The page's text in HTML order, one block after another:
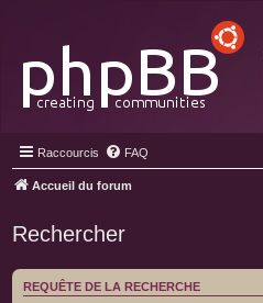
Raccourcis FAQ
Accueil du forum
Rechercher
REQUÊTE DE LA RECHERCHE